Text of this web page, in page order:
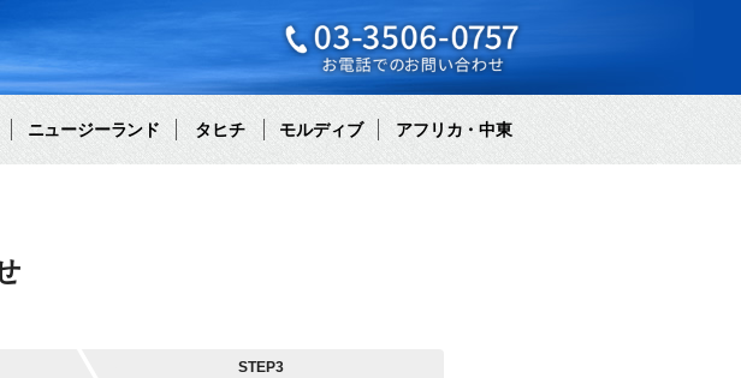
ニュージーランド タヒチ モルディブ アフリカ・中東
STEP3